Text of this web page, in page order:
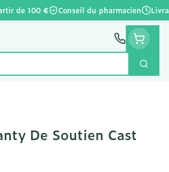
de 100 € Conseil du pharmacien
De Soutien Cast